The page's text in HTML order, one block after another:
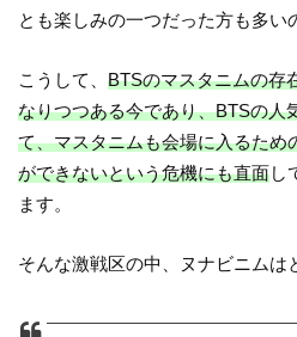
とも楽しみの一つだった方も多い
こうして、BTSのマスタニムの存
なりつつある今であり、BTSの人
て、マスタニムも会場に入るため
ができないという危機にも直面し
ます。
そんな激戦区の中、ヌナビニムは